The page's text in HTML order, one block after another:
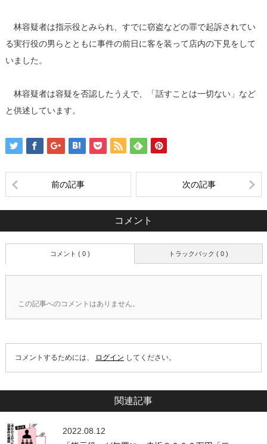
林容疑者は指示役とみられ、すでに窃盗などの罪で起訴されてい
る実行役の男らとともに事件の前日に客を装って店内の下見をして
いました。
林容疑者は容疑を否認したうえで、「話すことは一切ない」など
と供述しています。
前の記事 次の記事
コメント
トラックバック ( 0 )
コメント ( 0 )
この記事へのコメントはありません。
コメントするためには、 ログイン してください。
関連記事
2022.08.12